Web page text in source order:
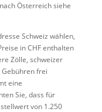
Österreich siehe
Schweiz wählen,
in CHF enthalten
Zölle, schweizer
frei
eine
Sie, dass für
von 1.250